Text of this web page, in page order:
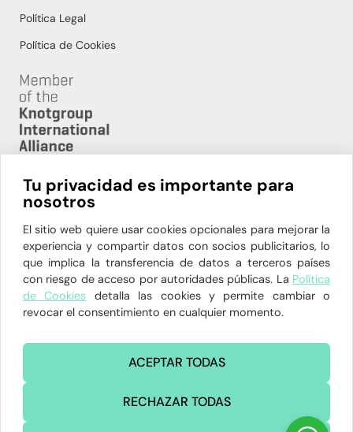
Política Legal
Política de Cookies
HORARIO:
L-V 08:00h – 20:00h
91 564 94 81 – 629 904 862
P.º de La Habana, 12, 28036 Madrid
administracion@clinicadelahoz.com
Tu privacidad es importante para
nosotros
El sitio web quiere usar cookies opcionales para mejorar la
experiencia y compartir datos con socios publicitarios, lo
que implica la transferencia de datos a terceros países
con riesgo de acceso por autoridades públicas. La Política
de Cookies detalla las cookies y permite cambiar o
revocar el consentimiento en cualquier momento.
ACEPTAR TODAS
RECHAZAR TODAS